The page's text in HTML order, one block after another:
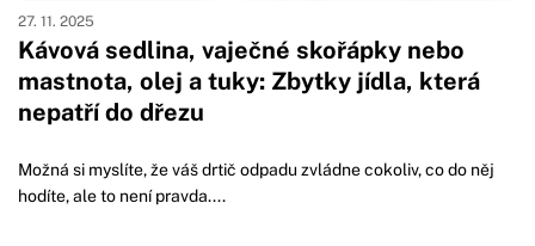
Kávová sedlina, vaječné skořápky nebo
mastnota, olej a tuky: Zbytky jídla, která
nepatří do dřezu
27. 11. 2025
Možná si myslíte, že váš drtič odpadu zvládne cokoliv, co do něj
hodíte, ale to není pravda....